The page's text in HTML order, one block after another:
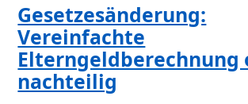
Gesetzesänderung:
Vereinfachte
Elterngeldberechnung
nachteilig